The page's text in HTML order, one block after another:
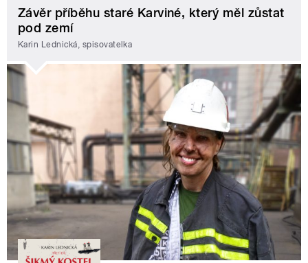
Závěr příběhu staré Karviné, který měl zůstat
pod zemí
Karin Lednická, spisovatelka